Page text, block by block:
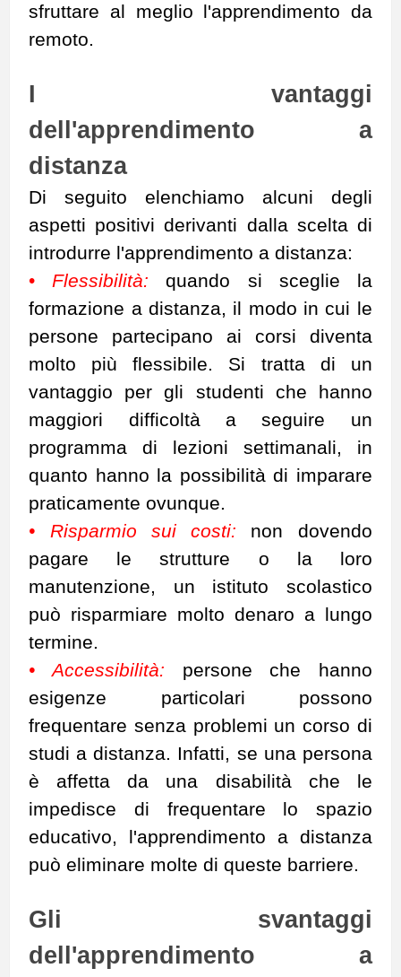
sfruttare al meglio l'apprendimento da
remoto.
I vantaggi
dell'apprendimento a
distanza
Di seguito elenchiamo alcuni degli
aspetti positivi derivanti dalla scelta di
introdurre l'apprendimento a distanza:
•Flessibilità: quando si sceglie la
formazione a distanza, il modo in cui le
persone partecipano ai corsi diventa
molto più flessibile. Si tratta di un
vantaggio per gli studenti che hanno
maggiori difficoltà a seguire un
programma di lezioni settimanali, in
quanto hanno la possibilità di imparare
praticamente ovunque.
• Risparmio sui costi: non dovendo
pagare le strutture o la loro
manutenzione, un istituto scolastico
può risparmiare molto denaro a lungo
termine.
• Accessibilità: persone che hanno
esigenze particolari possono
frequentare senza problemi un corso di
studi a distanza. Infatti, se una persona
è affetta da una disabilità che le
impedisce di frequentare lo spazio
educativo, l'apprendimento a distanza
può eliminare molte di queste barriere.
Gli svantaggi
dell'apprendimento a